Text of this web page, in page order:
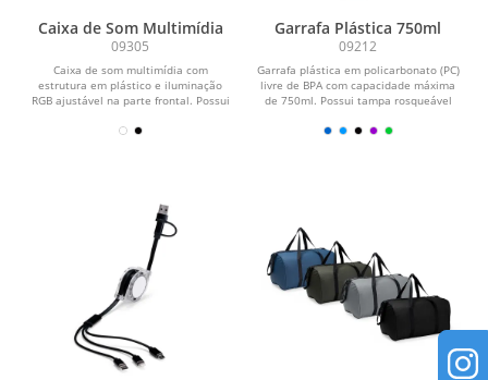
Caixa de Som Multimídia
09305
Caixa de som multimídia com
estrutura em plástico e iluminação
RGB ajustável na parte frontal. Possui
Garrafa Plástica 750ml
09212
Garrafa plástica em policarbonato (PC)
livre de BPA com capacidade máxima
de 750ml. Possui tampa rosqueável